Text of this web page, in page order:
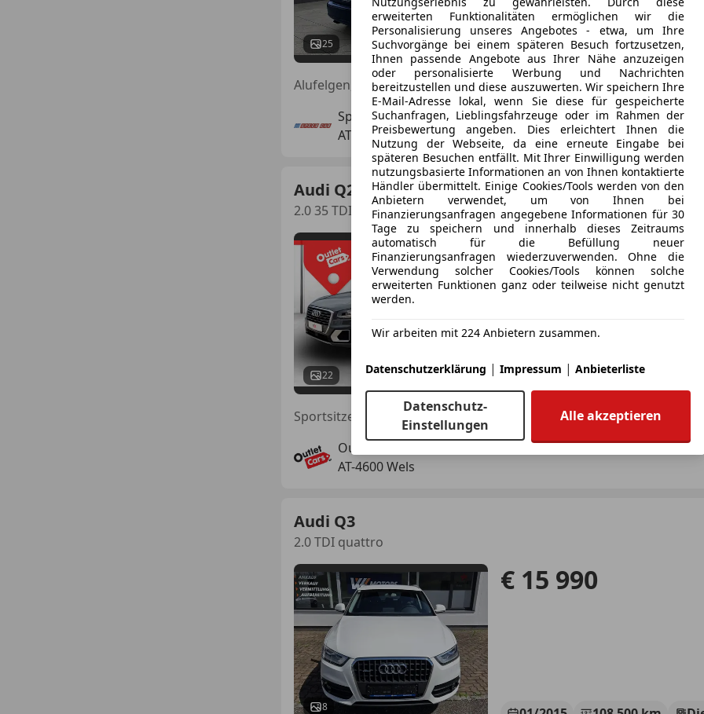
25 Neu 09/2006 88 941 km
Alufelgen, Elektrische Seitenspiegel, Getönte Scheiben
Speed Car Kfz - Reparaturbetriebs GmbH
AT-1110 Wien
Audi Q2
2.0 35 TDI sport NAV+RFK+DynLicht+MEGAPREIS
22
€ 16 4111
OutletCars.at – Wels
AT-4600 Wels
Audi Q3
2.0 TDI quattro
8
€ 15 990
erweiterten Funktionalitäten ermöglichen wir die
Personalisierung unseres Angebotes - etwa, um Ihre
Suchvorgänge bei einem späteren Besuch fortzusetzen,
Ihnen passende Angebote aus Ihrer Nähe anzuzeigen
oder personalisierte Werbung und Nachrichten
bereitzustellen und diese auszuwerten. Wir speichern Ihre
E-Mail-Adresse lokal, wenn Sie diese für gespeicherte
Suchanfragen, Lieblingsfahrzeuge oder im Rahmen der
Preisbewertung angeben. Dies erleichtert Ihnen die
Nutzung der Webseite, da eine erneute Eingabe bei
späteren Besuchen entfällt. Mit Ihrer Einwilligung werden
nutzungsbasierte Informationen an von Ihnen kontaktierte
Händler übermittelt. Einige Cookies/Tools werden von den
Anbietern verwendet, um von Ihnen bei
Finanzierungsanfragen angegebene Informationen für 30
Tage zu speichern und innerhalb dieses Zeitraums
automatisch für die Befüllung neuer
Finanzierungsanfragen wiederzuverwenden. Ohne die
Verwendung solcher Cookies/Tools können solche
erweiterten Funktionen ganz oder teilweise nicht genutzt
werden.
Wir arbeiten mit 224 Anbietern zusammen.
Datenschutzerklärung | Impressum | Anbieterliste
Datenschutz-
Einstellungen
Alle akzeptieren